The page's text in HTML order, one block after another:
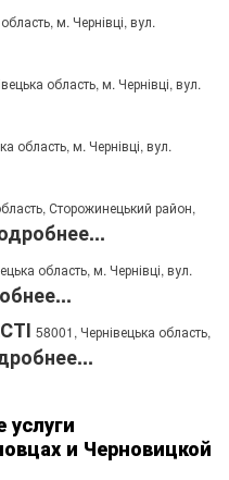
м. Чернівці, вул.
область, м. Чернівці, вул.
область, м. Чернівці, вул.
Сторожинецький район,
область, м. Чернівці, вул.
58001, Чернівецька область,
и Черновицкой